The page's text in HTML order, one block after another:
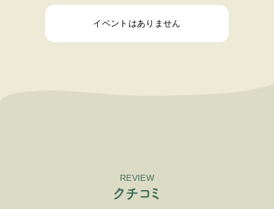
イベントはありません
REVIEW
ク チ コ ミ